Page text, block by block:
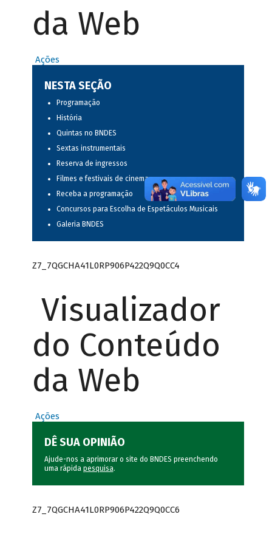
da Web
Ações
NESTA SEÇÃO
Programação
História
Quintas no BNDES
Sextas instrumentais
Reserva de ingressos
Filmes e festivais de cinema
Receba a programação
Concursos para Escolha de Espetáculos Musicais
Galeria BNDES
Z7_7QGCHA41L0RP906P422Q9Q0CC4
Visualizador
do Conteúdo
da Web
Ações
DÊ SUA OPINIÃO
Ajude-nos a aprimorar o site do BNDES preenchendo
uma rápida pesquisa.
Z7_7QGCHA41L0RP906P422Q9Q0CC6